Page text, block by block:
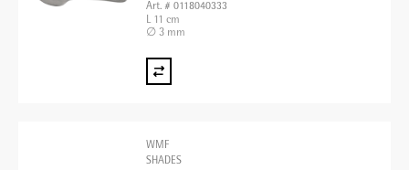
Art. # 0118040333
L 11 cm
∅ 3 mm
WMF
SHADES